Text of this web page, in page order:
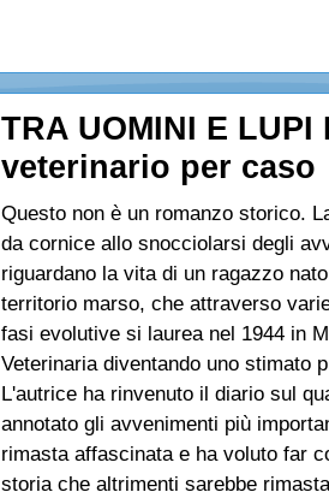
TRA UOMINI E
veterinario per caso
Questo non è un romanzo storico.
da cornice allo snocciolarsi degli
riguardano la vita di un ragazzo
territorio marso, che attraverso
fasi evolutive si laurea nel 1944 in
Veterinaria diventando uno stimato
L'autrice ha rinvenuto il diario sul
annotato gli avvenimenti più
rimasta affascinata e ha voluto far
storia che altrimenti sarebbe